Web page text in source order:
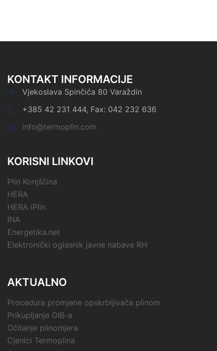
KONTAKT INFORMACIJE
Vjekoslava Spinčića 80 Varaždin
+385 42 231 444, Fax: 042 232 636
info@termoplin.com
KORISNI LINKOVI
Plin Konjščina
HERA
HERA iPlin
INA
Energetika.net
Elektronički oglasnik javne nabave RH
AKTUALNO
Procedura promjene opskrbljivača plinom
Prikupljanje OIB-a
Očitanje plinomjera
Cjenici Termoplina